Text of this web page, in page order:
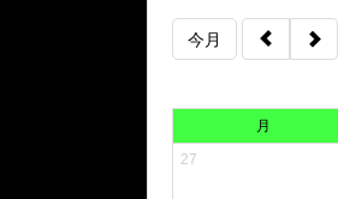
今月
月
27